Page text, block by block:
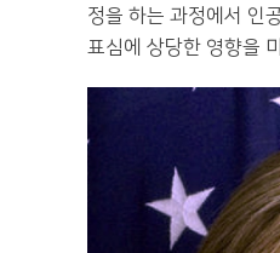
정을 하는 과정에서 인
표심에 상당한 영향을